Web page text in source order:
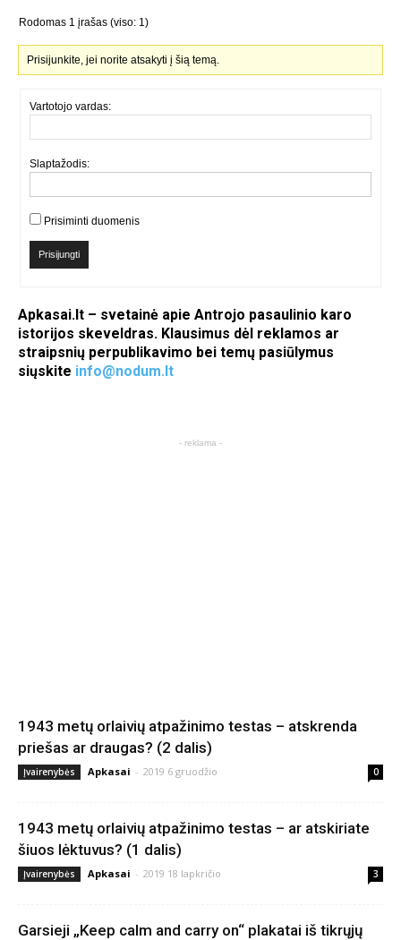
Rodomas 1 įrašas (viso: 1)
Prisijunkite, jei norite atsakyti į šią temą.
Vartotojo vardas:
Slaptažodis:
Prisiminti duomenis
Prisijungti
Apkasai.lt – svetainė apie Antrojo pasaulinio karo
istorijos skeveldras. Klausimus dėl reklamos ar
straipsnių perpublikavimo bei temų pasiūlymus
siųskite info@nodum.lt
- reklama -
1943 metų orlaivių atpažinimo testas – atskrenda
priešas ar draugas? (2 dalis)
Įvairenybės Apkasai - 2019 6 gruodžio 0
1943 metų orlaivių atpažinimo testas – ar atskiriate
šiuos lėktuvus? (1 dalis)
Įvairenybės Apkasai - 2019 18 lapkričio 3
Garsieji „Keep calm and carry on“ plakatai iš tikrųjų